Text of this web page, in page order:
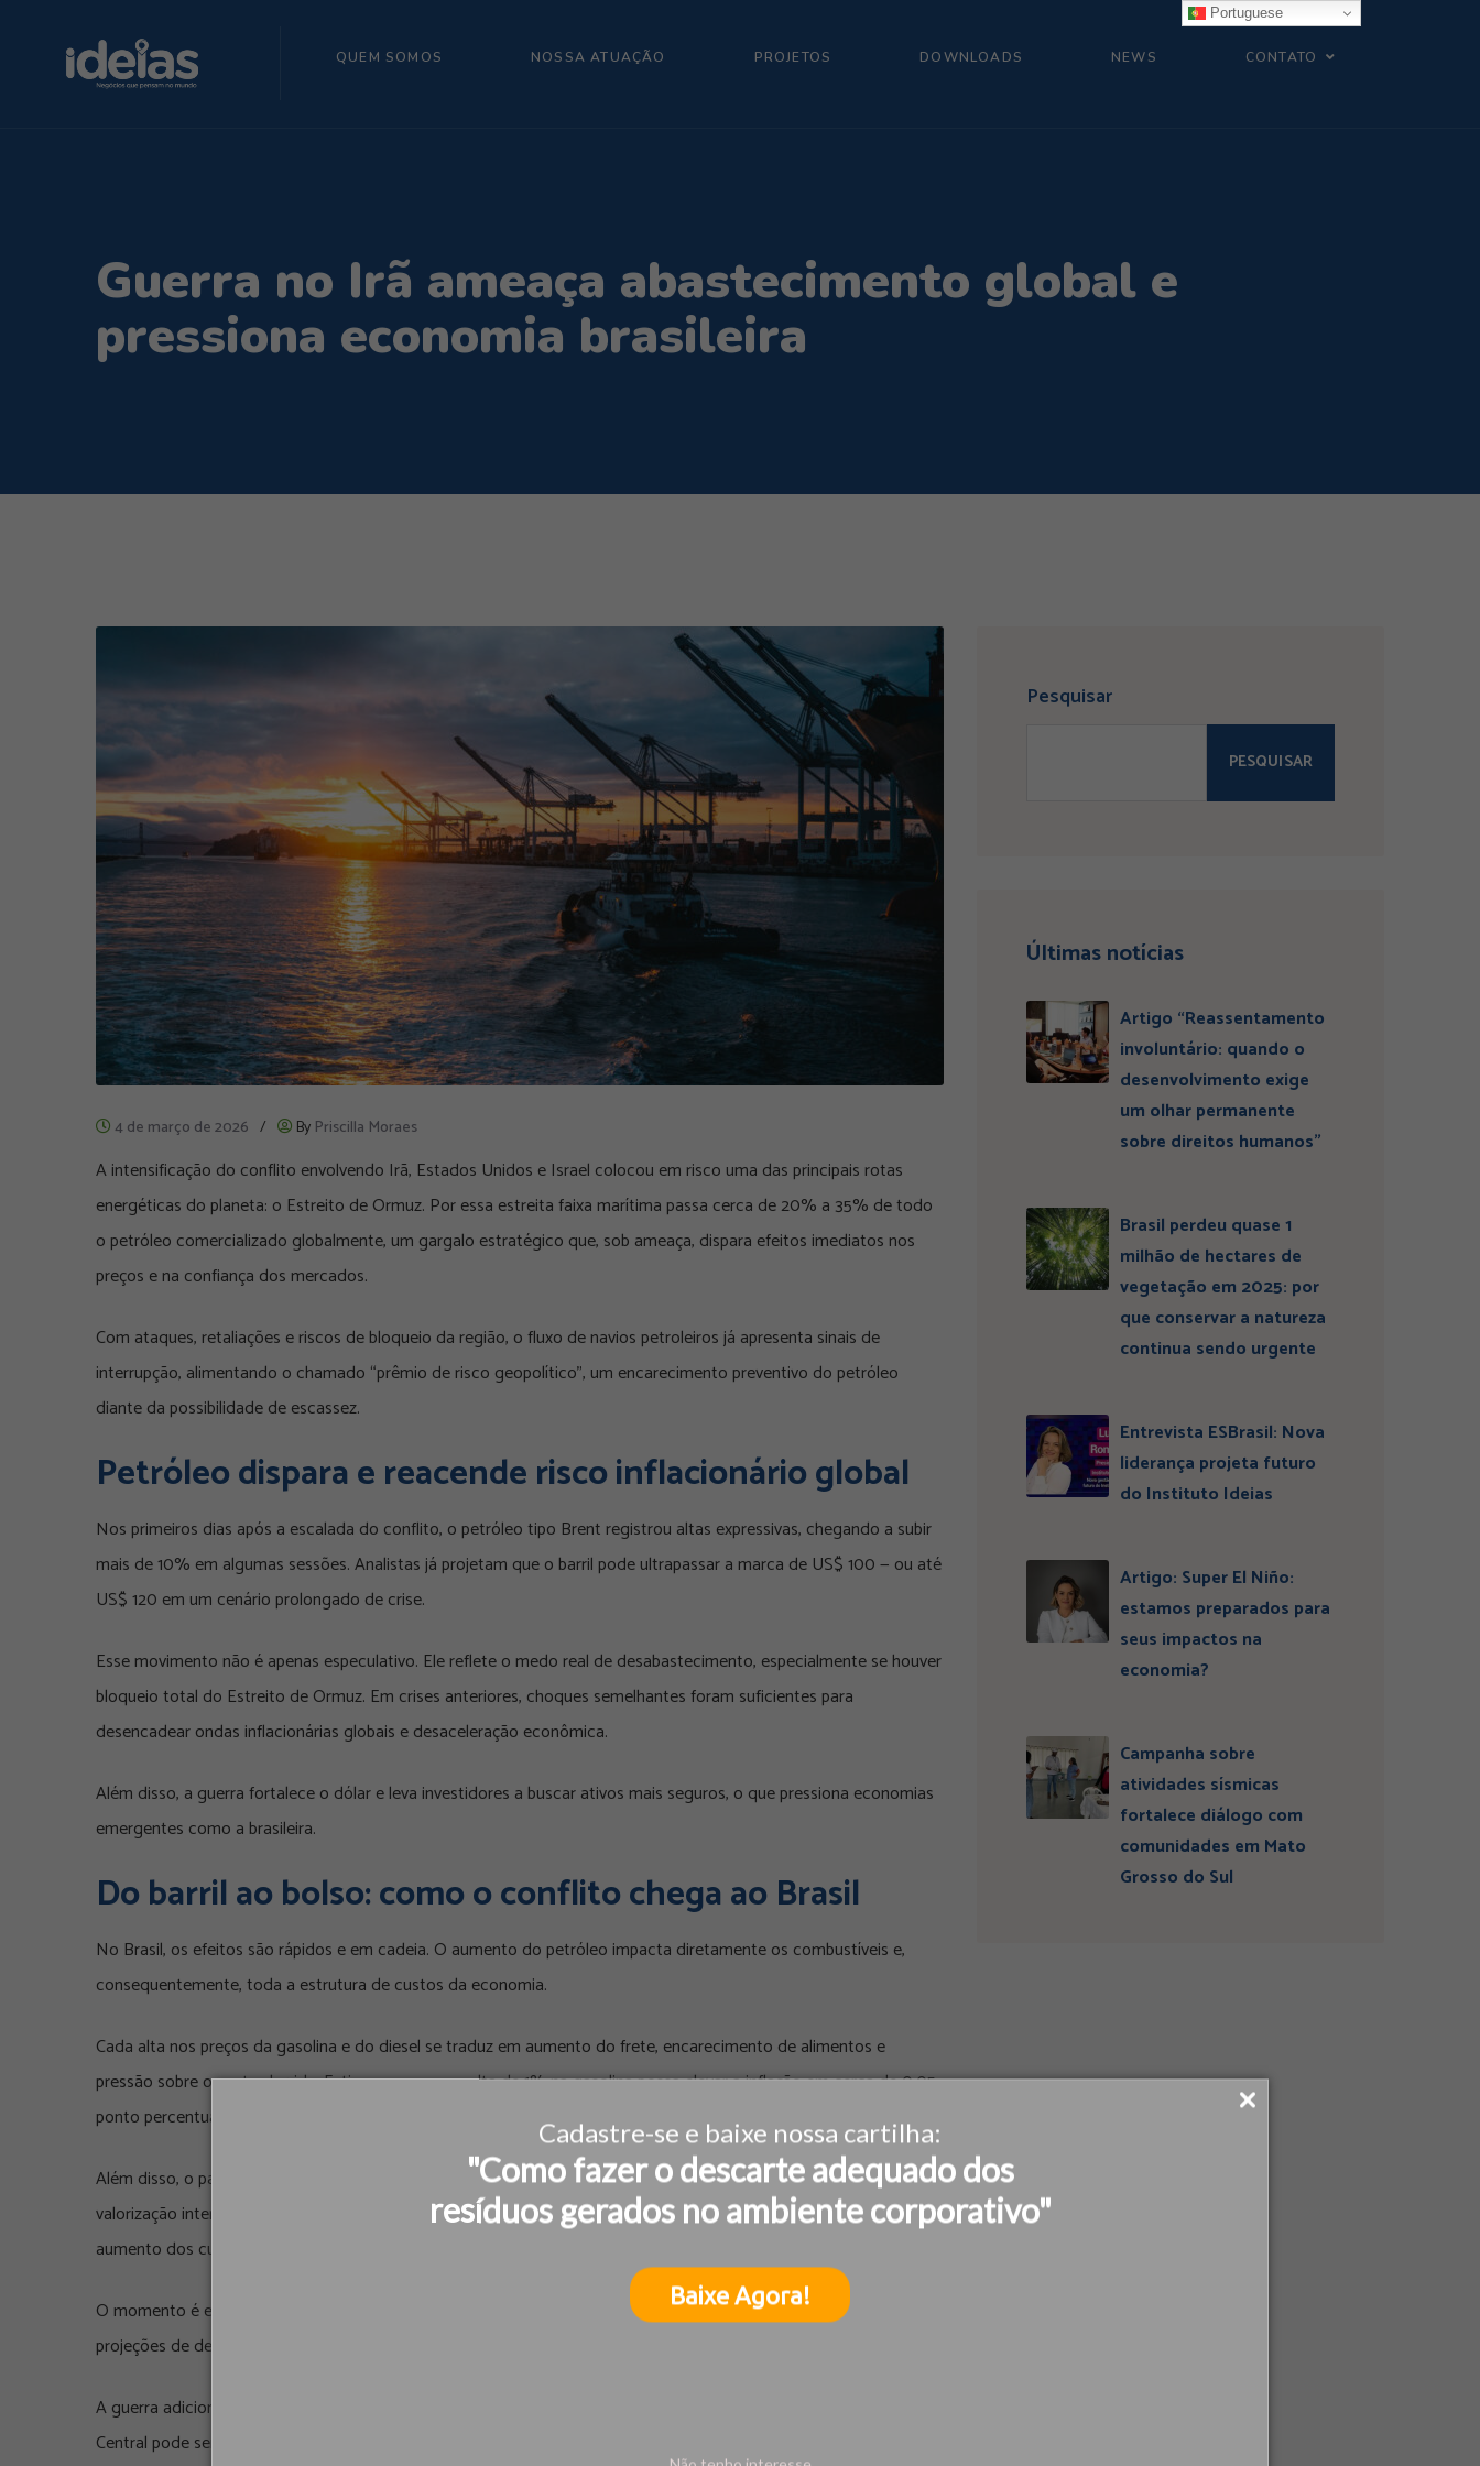
Cadastre-se e baixe nossa cartilha:
"Como fazer o descarte adequado dos
resíduos gerados no ambiente corporativo"
Baixe Agora!
QUEM SOMOS NOSSA ATUAÇÃO PROJETOS DOWNLOADS NEWS CONTATO
Guerra no Irã ameaça abastecimento global e
pressiona economia brasileira
4 de março de 2026 / By Priscilla Moraes
A intensificação do conflito envolvendo Irã, Estados Unidos e Israel colocou em risco uma das principais rotas
energéticas do planeta: o Estreito de Ormuz. Por essa estreita faixa marítima passa cerca de 20% a 35% de todo
o petróleo comercializado globalmente, um gargalo estratégico que, sob ameaça, dispara efeitos imediatos nos
preços e na confiança dos mercados.
Com ataques, retaliações e riscos de bloqueio da região, o fluxo de navios petroleiros já apresenta sinais de
interrupção, alimentando o chamado “prêmio de risco geopolítico”, um encarecimento preventivo do petróleo
diante da possibilidade de escassez.
Petróleo dispara e reacende risco inflacionário global
Nos primeiros dias após a escalada do conflito, o petróleo tipo Brent registrou altas expressivas, chegando a subir
mais de 10% em algumas sessões. Analistas já projetam que o barril pode ultrapassar a marca de US$ 100 — ou até
US$ 120 em um cenário prolongado de crise.
Esse movimento não é apenas especulativo. Ele reflete o medo real de desabastecimento, especialmente se houver
bloqueio total do Estreito de Ormuz. Em crises anteriores, choques semelhantes foram suficientes para
desencadear ondas inflacionárias globais e desaceleração econômica.
Além disso, a guerra fortalece o dólar e leva investidores a buscar ativos mais seguros, o que pressiona economias
emergentes como a brasileira.
Do barril ao bolso: como o conflito chega ao Brasil
No Brasil, os efeitos são rápidos e em cadeia. O aumento do petróleo impacta diretamente os combustíveis e,
consequentemente, toda a estrutura de custos da economia.
Cada alta nos preços da gasolina e do diesel se traduz em aumento do frete, encarecimento de alimentos e
pressão sobre o custo de vida. Estima-se que uma alta de 1% na gasolina possa elevar a inflação em cerca de 0,05
ponto percentual.
Além disso, o país enfrenta um efeito duplo. Por um lado, empresas de óleo e gás podem se beneficiar da
valorização internacional da commodity. Por outro, setores como transporte, aviação e agronegócio sofrem com o
aumento dos custos operacionais e logísticos.
O momento é especialmente delicado para a economia brasileira. Após um crescimento de apenas 2,3% em 2025 e
projeções de desaceleração para cerca de 1,8% em 2026, o país já vinha perdendo fôlego.
A guerra adiciona um novo fator de instabilidade. Com inflação pressionada pelo petróleo e pelo dólar, o Banco
Central pode ser forçado a manter juros elevados por mais tempo, adiando a retomada do crescimento.
Pesquisar
PESQUISAR
Últimas notícias
Artigo “Reassentamento
involuntário: quando o
desenvolvimento exige
um olhar permanente
sobre direitos humanos”
Brasil perdeu quase 1
milhão de hectares de
vegetação em 2025: por
que conservar a natureza
continua sendo urgente
Entrevista ESBrasil: Nova
liderança projeta futuro
do Instituto Ideias
Artigo: Super El Niño:
estamos preparados para
seus impactos na
economia?
Campanha sobre
atividades sísmicas
fortalece diálogo com
comunidades em Mato
Grosso do Sul
Portuguese